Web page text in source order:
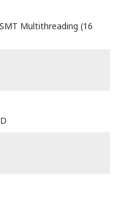
Multithreading (16